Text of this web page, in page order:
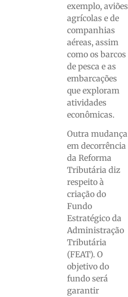
exemplo, aviões
agrícolas e de
companhias
aéreas, assim
como os barcos
de pesca e as
embarcações
que exploram
atividades
econômicas.
Outra mudança
em decorrência
da Reforma
Tributária diz
respeito à
criação do
Fundo
Estratégico da
Administração
Tributária
(FEAT). O
objetivo do
fundo será
garantir